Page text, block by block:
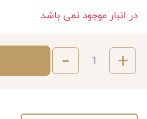
در انبار موجود نمی باشد